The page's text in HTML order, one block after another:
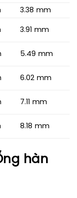
3.38 mm
3.91 mm
5.49 mm
6.02 mm
7.11 mm
8.18 mm
hàn